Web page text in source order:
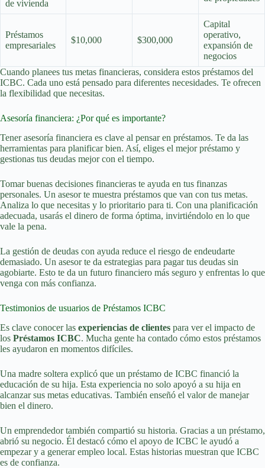
de vivienda
Préstamos
empresariales
$10,000 $300,000
Capital
operativo,
expansión de
negocios
Cuando planees tus metas financieras, considera estos préstamos del
ICBC. Cada uno está pensado para diferentes necesidades. Te ofrecen
la flexibilidad que necesitas.
Asesoría financiera: ¿Por qué es importante?
Tener asesoría financiera es clave al pensar en préstamos. Te da las
herramientas para planificar bien. Así, eliges el mejor préstamo y
gestionas tus deudas mejor con el tiempo.
Tomar buenas decisiones financieras te ayuda en tus finanzas
personales. Un asesor te muestra préstamos que van con tus metas.
Analiza lo que necesitas y lo prioritario para ti. Con una planificación
adecuada, usarás el dinero de forma óptima, invirtiéndolo en lo que
vale la pena.
La gestión de deudas con ayuda reduce el riesgo de endeudarte
demasiado. Un asesor te da estrategias para pagar tus deudas sin
agobiarte. Esto te da un futuro financiero más seguro y enfrentas lo que
venga con más confianza.
Testimonios de usuarios de Préstamos ICBC
Es clave conocer las experiencias de clientes para ver el impacto de
los Préstamos ICBC. Mucha gente ha contado cómo estos préstamos
les ayudaron en momentos difíciles.
Una madre soltera explicó que un préstamo de ICBC financió la
educación de su hija. Esta experiencia no solo apoyó a su hija en
alcanzar sus metas educativas. También enseñó el valor de manejar
bien el dinero.
Un emprendedor también compartió su historia. Gracias a un préstamo,
abrió su negocio. Él destacó cómo el apoyo de ICBC le ayudó a
empezar y a generar empleo local. Estas historias muestran que ICBC
es de confianza.